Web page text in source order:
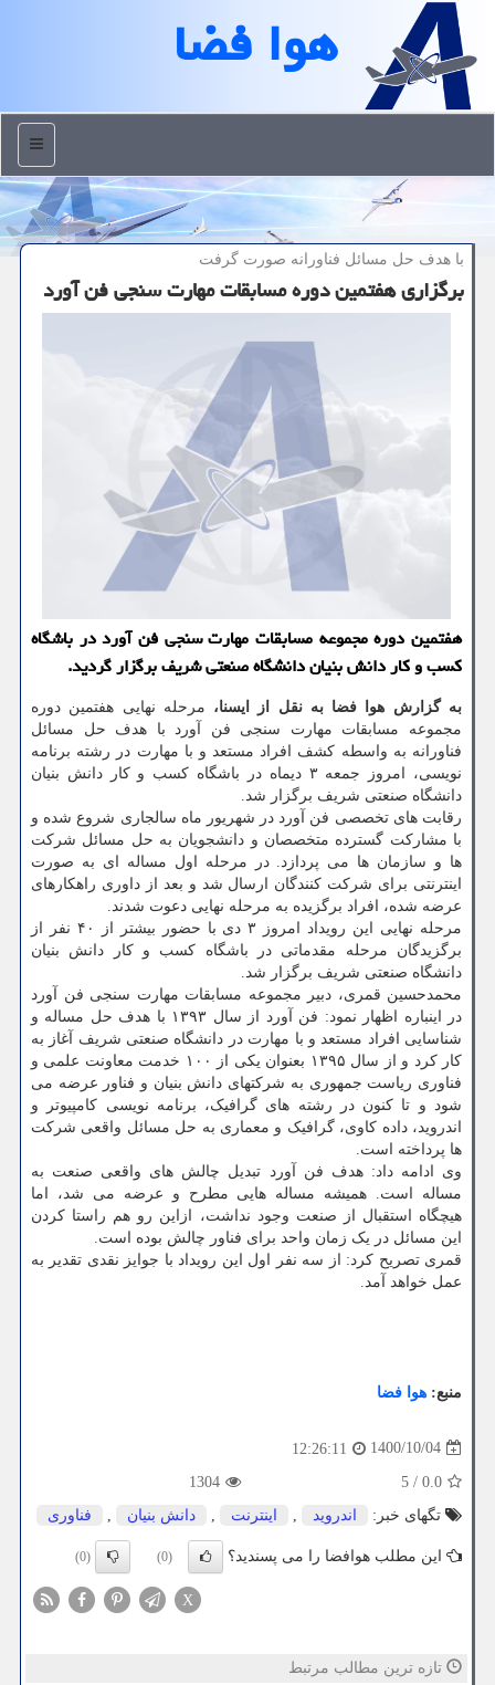
هوا فضا
منو
با هدف حل مسائل فناورانه صورت گرفت
برگزاری هفتمین دوره مسابقات مهارت سنجی فن آورد
هفتمین دوره مجموعه مسابقات مهارت سنجی فن آورد در باشگاه
کسب و کار دانش بنیان دانشگاه صنعتی شریف برگزار گردید.
به گزارش هوا فضا به نقل از ایسنا، مرحله نهایی هفتمین دوره
مجموعه مسابقات مهارت سنجی فن آورد با هدف حل مسائل
فناورانه به واسطه کشف افراد مستعد و با مهارت در رشته برنامه
نویسی، امروز جمعه ۳ دیماه در باشگاه کسب و کار دانش بنیان
دانشگاه صنعتی شریف برگزار شد.
رقابت های تخصصی فن آورد در شهریور ماه سالجاری شروع شده و
با مشارکت گسترده متخصصان و دانشجویان به حل مسائل شرکت
ها و سازمان ها می پردازد. در مرحله اول مساله ای به صورت
اینترنتی برای شرکت کنندگان ارسال شد و بعد از داوری راهکارهای
عرضه شده، افراد برگزیده به مرحله نهایی دعوت شدند.
مرحله نهایی این رویداد امروز ۳ دی با حضور بیشتر از ۴۰ نفر از
برگزیدگان مرحله مقدماتی در باشگاه کسب و کار دانش بنیان
دانشگاه صنعتی شریف برگزار شد.
محمدحسین قمری، دبیر مجموعه مسابقات مهارت سنجی فن آورد
در اینباره اظهار نمود: فن آورد از سال ۱۳۹۳ با هدف حل مساله و
شناسایی افراد مستعد و با مهارت در دانشگاه صنعتی شریف آغاز به
کار کرد و از سال ۱۳۹۵ بعنوان یکی از ۱۰۰ خدمت معاونت علمی و
فناوری ریاست جمهوری به شرکتهای دانش بنیان و فناور عرضه می
شود و تا کنون در رشته های گرافیک، برنامه نویسی کامپیوتر و
اندروید، داده کاوی، گرافیک و معماری به حل مسائل واقعی شرکت
ها پرداخته است.
وی ادامه داد: هدف فن آورد تبدیل چالش های واقعی صنعت به
مساله است. همیشه مساله هایی مطرح و عرضه می شد، اما
هیچگاه استقبال از صنعت وجود نداشت، ازاین رو هم راستا کردن
این مسائل در یک زمان واحد برای فناور چالش بوده است.
قمری تصریح کرد: از سه نفر اول این رویداد با جوایز نقدی تقدیر به
عمل خواهد آمد.
منبع: هوا فضا
1400/10/04
12:26:11
0.0
/
5
1304
تگهای خبر:
اندروید , اینترنت , دانش بنیان , فناوری
این مطلب هوافضا را می پسندید؟ (0)
(0)
X
تازه ترین مطالب مرتبط